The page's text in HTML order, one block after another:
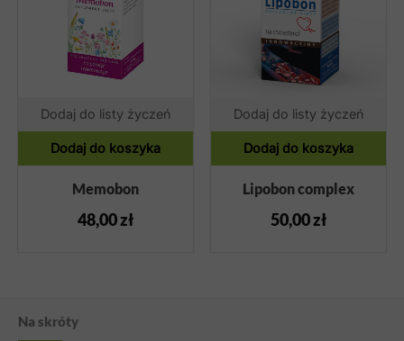
Dodaj do listy życzeń
Dodaj do koszyka
Memobon
48,00zł
Dodaj do listy życzeń
Dodaj do koszyka
Lipobon complex
50,00zł
Na skróty